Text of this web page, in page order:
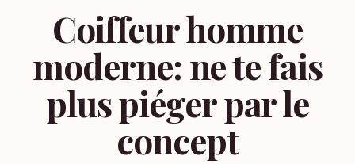
Coiffeur homme
moderne: ne te fais
plus piéger par le
concept